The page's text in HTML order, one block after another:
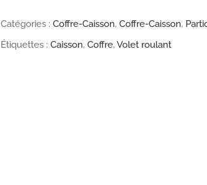
Catégories : Coffre-Caisson, Coffre-Caisson,
Étiquettes : Caisson, Coffre,Volet roulant